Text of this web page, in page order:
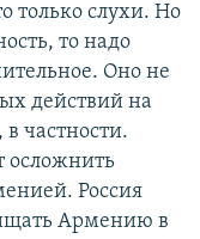
только слухи. Но
то надо
Оно не
действий на
частности.
осложнить
Россия
Армению в